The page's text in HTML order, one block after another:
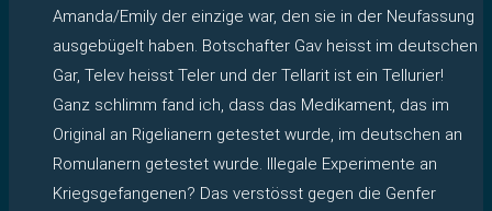
Amanda/Emily der einzige war, den sie in der Neufassung
ausgebügelt haben. Botschafter Gav heisst im deutschen
Gar, Telev heisst Teler und der Tellarit ist ein Tellurier!
Ganz schlimm fand ich, dass das Medikament, das im
Original an Rigelianern getestet wurde, im deutschen an
Romulanern getestet wurde. Illegale Experimente an
Kriegsgefangenen? Das verstösst gegen die Genfer